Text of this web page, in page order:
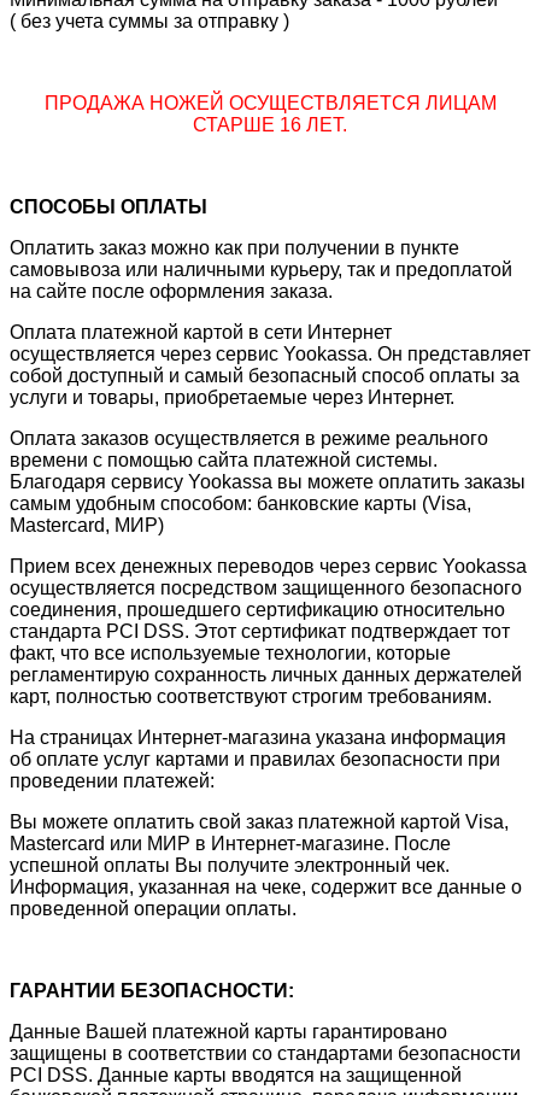
( без учета суммы за отправку )
ПРОДАЖА НОЖЕЙ ОСУЩЕСТВЛЯЕТСЯ ЛИЦАМ
СТАРШЕ 16 ЛЕТ.
СПОСОБЫ ОПЛАТЫ
Оплатить заказ можно как при получении в пункте
самовывоза или наличными курьеру, так и предоплатой
на сайте после оформления заказа.
Оплата платежной картой в сети Интернет
осуществляется через сервис Yookassa. Он представляет
собой доступный и самый безопасный способ оплаты за
услуги и товары, приобретаемые через Интернет.
Оплата заказов осуществляется в режиме реального
времени с помощью сайта платежной системы.
Благодаря сервису Yookassa вы можете оплатить заказы
самым удобным способом: банковские карты (Visa,
Mastercard, МИР)
Прием всех денежных переводов через сервис Yookassa
осуществляется посредством защищенного безопасного
соединения, прошедшего сертификацию относительно
стандарта PCI DSS. Этот сертификат подтверждает тот
факт, что все используемые технологии, которые
регламентирую сохранность личных данных держателей
карт, полностью соответствуют строгим требованиям.
На страницах Интернет-магазина указана информация
об оплате услуг картами и правилах безопасности при
проведении платежей:
Вы можете оплатить свой заказ платежной картой Visa,
Mastercard или МИР в Интернет-магазине. После
успешной оплаты Вы получите электронный чек.
Информация, указанная на чеке, содержит все данные о
проведенной операции оплаты.
ГАРАНТИИ БЕЗОПАСНОСТИ:
Данные Вашей платежной карты гарантировано
защищены в соответствии со стандартами безопасности
PCI DSS. Данные карты вводятся на защищенной